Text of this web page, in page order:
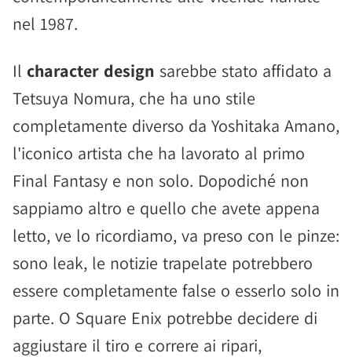
nel 1987.
Il character design sarebbe stato affidato a
Tetsuya Nomura, che ha uno stile
completamente diverso da Yoshitaka Amano,
l'iconico artista che ha lavorato al primo
Final Fantasy e non solo. Dopodiché non
sappiamo altro e quello che avete appena
letto, ve lo ricordiamo, va preso con le pinze:
sono leak, le notizie trapelate potrebbero
essere completamente false o esserlo solo in
parte. O Square Enix potrebbe decidere di
aggiustare il tiro e correre ai ripari,